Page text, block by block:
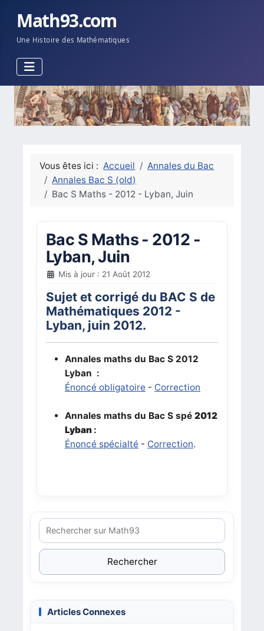
Math93.com
Une Histoire des Mathématiques
Vous êtes ici : Accueil
Annales du Bac
Annales Bac S (old)
Bac S Maths - 2012 - Lyban, Juin
Bac S Maths - 2012 -
Lyban, Juin
Mis à jour : 21 Août 2012
Sujet et corrigé du BAC S de
Mathématiques 2012 -
Lyban, juin 2012.
Annales maths du Bac S 2012
Lyban :
Énoncé obligatoire - Correction
Annales maths du Bac S spé 2012
Lyban :
Énoncé spécialté - Correction.
Rechercher
Articles Connexes